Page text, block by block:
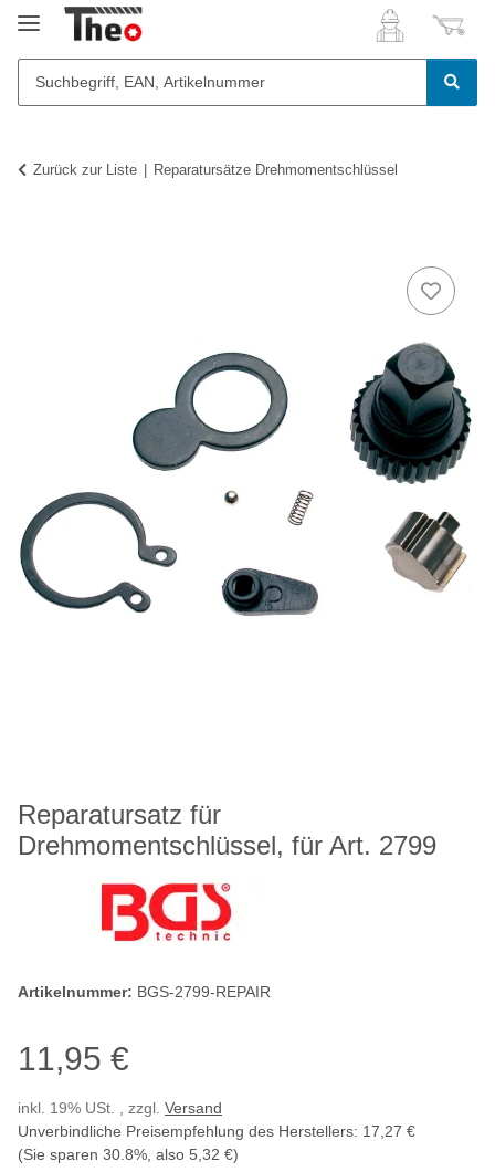
Zurück zur Liste Reparatursätze Drehmomentschlüssel
Reparatursatz für
Drehmomentschlüssel, für Art. 2799
Artikelnummer: BGS-2799-REPAIR
11,95 €
inkl. 19% USt. , zzgl. Versand
Unverbindliche Preisempfehlung des Herstellers: 17,27 €
(Sie sparen 30.8% , also 5,32 €)